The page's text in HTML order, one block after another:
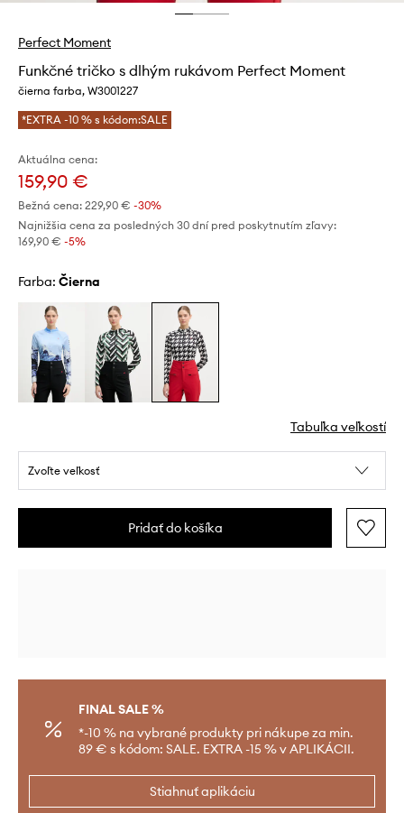
Perfect Moment
Funkčné tričko s dlhým rukávom Perfect Moment
čierna farba, W3001227
*EXTRA -10 % s kódom:SALE
Aktuálna cena:
159,90 €
Bežná cena: 229,90 € -30%
Najnižšia cena za posledných 30 dní pred poskytnutím zľavy:
169,90 € -5%
Farba: čierna
Tabuľka veľkostí
Zvoľte veľkosť
Pridať do košíka
FINAL SALE %
*-10 % na vybrané produkty pri nákupe za min.
89 € s kódom: SALE. EXTRA -15 % v APLIKÁCII.
Stiahnuť aplikáciu